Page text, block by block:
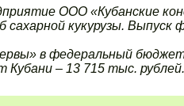
ООО «Кубанские
кукурузы. Выпуск
в федеральный
Кубани – 13 715 тыс. рублей.